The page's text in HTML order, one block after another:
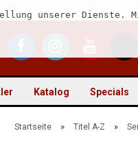
unserer
Katalog Specials
Startseite » Titel A-Z »